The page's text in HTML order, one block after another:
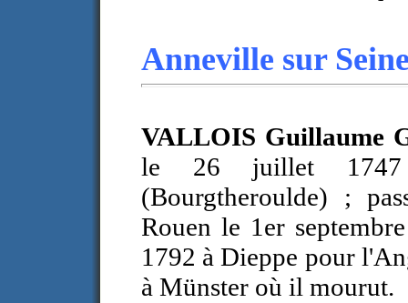
Anneville sur
VALLOIS Guillaume
le 26 juillet
(Bourgtheroulde) ;
Rouen le 1er
1792 à Dieppe pour
à Münster où il mourut.